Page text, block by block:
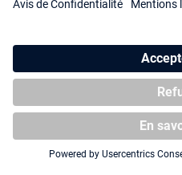
Shipping
* Tous les prix incluent la TVA,
éventuels frais de